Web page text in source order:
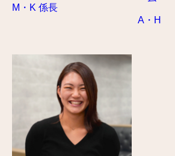
M・K 係長
A・H